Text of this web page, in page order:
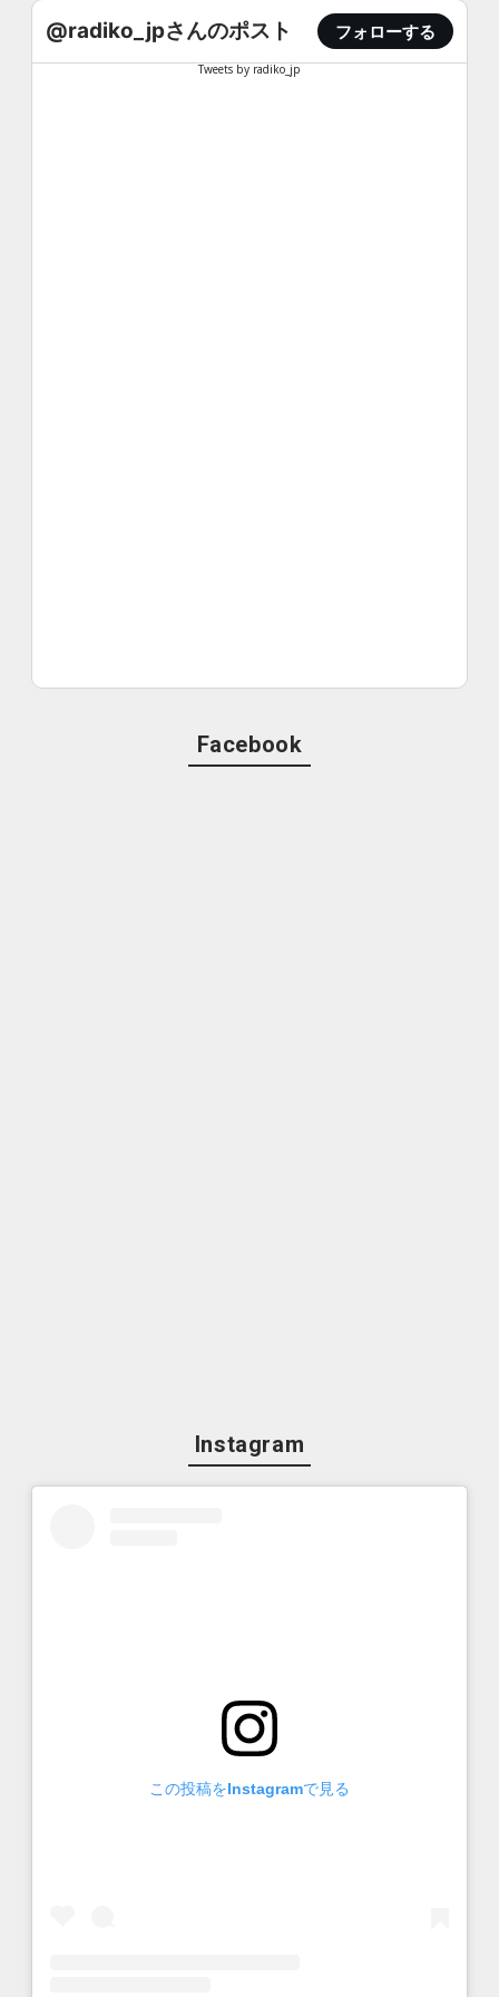
@radiko_jpさんのポスト フォローする
Tweets by radiko_jp
Facebook
Instagram
この投稿をInstagramで見る